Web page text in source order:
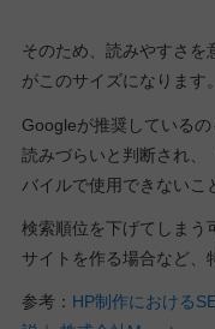
そのため、読みやすさを
がこのサイズになります。
Googleが推奨している
読みづらいと判断され、
バイルで使用できないこ
検索順位を下げてしまう
サイトを作る場合など、
参考： HP制作における